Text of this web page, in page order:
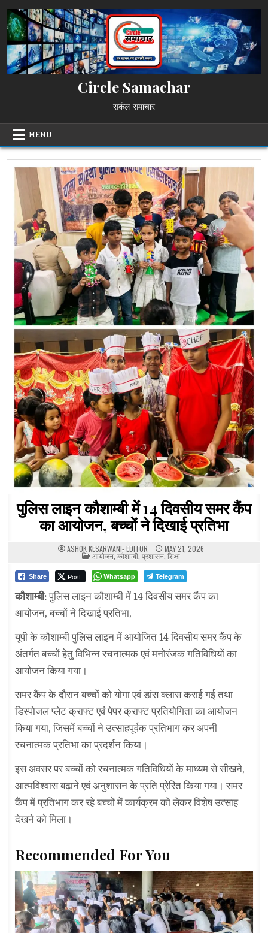
to
content
Circle Samachar
सर्कल समाचार
MENU
पुलिस लाइन कौशाम्बी में 14 दिवसीय समर कैंप
का आयोजन, बच्चों ने दिखाई प्रतिभा
ASHOK KESARWANI- EDITOR MAY 21, 2026
POSTED
IN
आयोजन ,कौशाम्बी ,प्रशासन शिक्षा
Share Post Whatsapp Telegram
कौशाम्बी:पुलिस लाइन कौशाम्बी में 14 दिवसीय समर कैंप का
आयोजन, बच्चों ने दिखाई प्रतिभा,
यूपी के कौशाम्बी पुलिस लाइन में आयोजित 14 दिवसीय समर कैंप के
अंतर्गत बच्चों हेतु विभिन्न रचनात्मक एवं मनोरंजक गतिविधियों का
आयोजन किया गया।
समर कैंप के दौरान बच्चों को योगा एवं डांस क्लास कराई गई तथा
डिस्पोजल प्लेट क्राफ्ट एवं पेपर क्राफ्ट प्रतियोगिता का आयोजन
किया गया, जिसमें बच्चों ने उत्साहपूर्वक प्रतिभाग कर अपनी
रचनात्मक प्रतिभा का प्रदर्शन किया।
इस अवसर पर बच्चों को रचनात्मक गतिविधियों के माध्यम से सीखने,
आत्मविश्वास बढ़ाने एवं अनुशासन के प्रति प्रेरित किया गया। समर
कैंप में प्रतिभाग कर रहे बच्चों में कार्यक्रम को लेकर विशेष उत्साह
देखने को मिला।
Recommended For You